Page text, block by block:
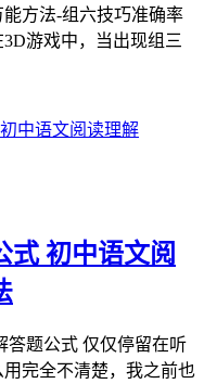
方法-组六技巧准确率
游戏中，当出现组三
式 初中语文阅
答题公式 仅仅停留在听
完全不清楚，我之前也